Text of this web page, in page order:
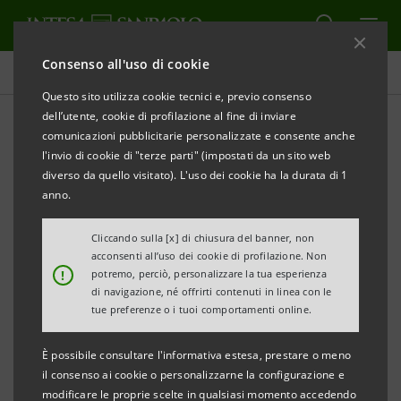
Consenso all'uso di cookie
Questo sito utilizza cookie tecnici e, previo consenso
dell’utente, cookie di profilazione al fine di inviare
comunicazioni pubblicitarie personalizzate e consente anche
l'invio di cookie di "terze parti" (impostati da un sito web
diverso da quello visitato). L'uso dei cookie ha la durata di 1
anno.
!
Cliccando sulla [x] di chiusura del banner, non
acconsenti all’uso dei cookie di profilazione. Non
potremo, perciò, personalizzare la tua esperienza
di navigazione, né offrirti contenuti in linea con le
tue preferenze o i tuoi comportamenti online.
È possibile consultare l'informativa estesa, prestare o meno
il consenso ai cookie o personalizzarne la configurazione e
modificare le proprie scelte in qualsiasi momento accedendo
Governance
Domande azionisti ex art.
127-ter TUF e risposte
AGGIORNA
dell’art. 127-ter del D. Lgs. n. 58/1998 (TUF), le
domande presentate da azionisti di Intesa